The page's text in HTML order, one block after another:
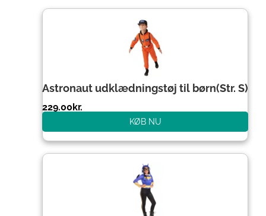
Astronaut udklædningstøj til børn(Str. S)
229.00kr.
KØB NU